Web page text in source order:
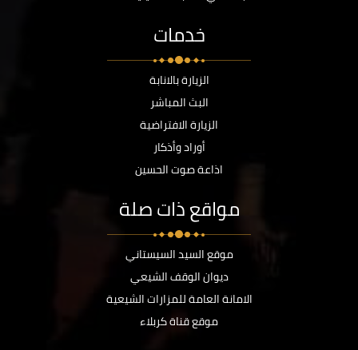
خدمات
الزيارة بالانابة
البث المباشر
الزيارة الافتراضية
أوراد وأذكار
اذاعة صوت الحسين
مواقع ذات صلة
موقع السيد السيستاني
ديوان الوقف الشيعي
الامانة العامة للمزارات الشيعية
موقع قناة كربلاء